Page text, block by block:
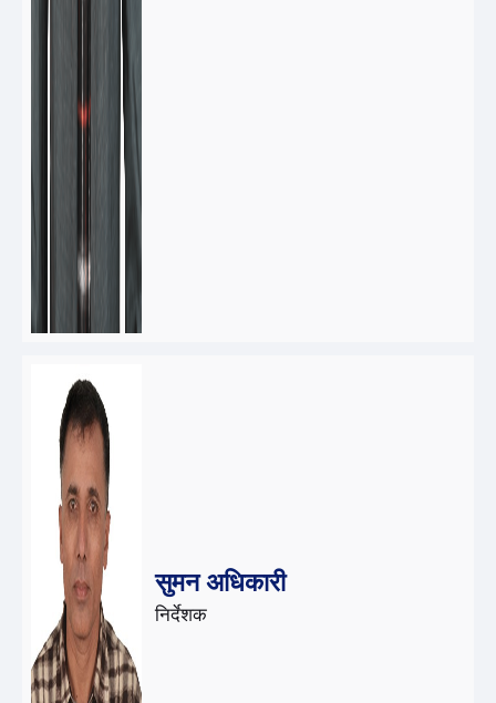
सुमन अधिकारी
निर्देशक